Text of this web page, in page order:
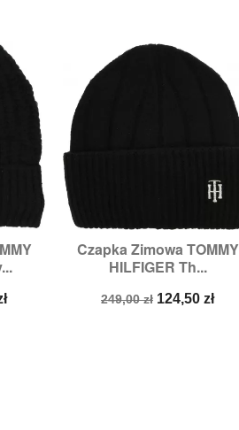
Czapka Zimowa TOMMY
HILFIGER Th...
Cena
249,00 zł Cena
124,50 zł
Szybki podgląd